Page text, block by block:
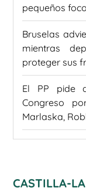
pequeños
Bruselas
mientras
proteger sus
El PP pide
Congreso
Marlaska,
CASTILLA-